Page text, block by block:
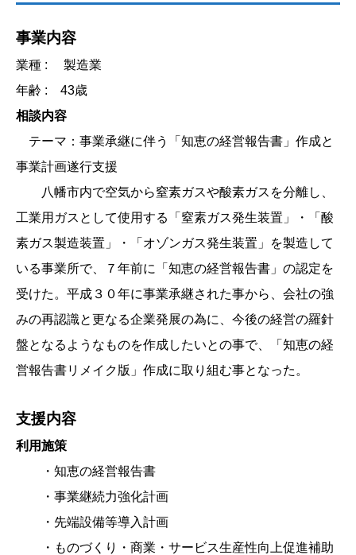
事業内容
業種 :
製造業
年齢 : 43歳
相談内容
テーマ：事業承継に伴う「知恵の経営報告書」作成と
事業計画遂行支援
八幡市内で空気から窒素ガスや酸素ガスを分離し、
工業用ガスとして使用する「窒素ガス発生装置」・「酸
素ガス製造装置」・「オゾンガス発生装置」を製造して
いる事業所で、７年前に「知恵の経営報告書」の認定を
受けた。平成３０年に事業承継された事から、会社の強
みの再認識と更なる企業発展の為に、今後の経営の羅針
盤となるようなものを作成したいとの事で、「知恵の経
営報告書リメイク版」作成に取り組む事となった。
支援内容
利用施策
・知恵の経営報告書
・事業継続力強化計画
・先端設備等導入計画
・ものづくり・商業・サービス生産性向上促進補助